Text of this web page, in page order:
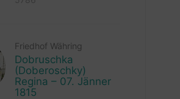
Friedhof Währing
Dobruschka
(Doberoschky)
Regina – 07. Jänner
1815